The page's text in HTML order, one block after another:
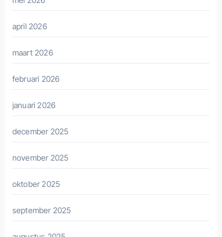
april 2026
maart 2026
februari 2026
januari 2026
december 2025
november 2025
oktober 2025
september 2025